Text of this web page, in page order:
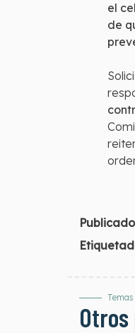
el
de